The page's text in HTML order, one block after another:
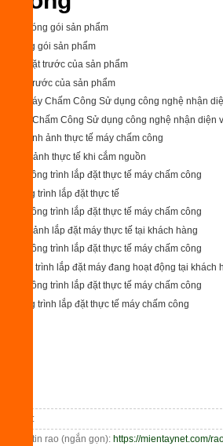
Đóng gói sản phẩm
mặt trước của sản phẩm
Máy Chấm Công Sử dụng công nghệ nhận diện
hình ảnh thực tế khi cắm nguồn
Công trình lắp đặt thực tế
hình ảnh lắp đặt máy thực tế tại khách hàng
công trình lắp đặt máy đang hoạt động tại khách
Công trình lắp đặt thực tế máy chấm công
Tags:
Link tin rao (ngắn gọn): https://mientaynet.com/